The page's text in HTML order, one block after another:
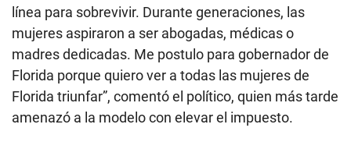
línea para sobrevivir. Durante generaciones, las
mujeres aspiraron a ser abogadas, médicas o
madres dedicadas. Me postulo para gobernador de
Florida porque quiero ver a todas las mujeres de
Florida triunfar”, comentó el político, quien más tarde
amenazó a la modelo con elevar el impuesto.